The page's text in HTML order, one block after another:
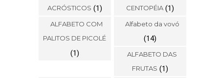
ACRÓSTICOS (1) CENTOPÉIA (1)
ALFABETO COM
PALITOS DE PICOLÉ
(1)
Alfabeto da vovó
(14)
ALFABETO DAS
FRUTAS (1)